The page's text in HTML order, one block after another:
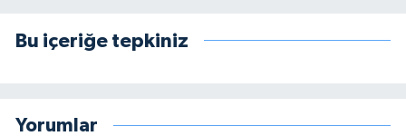
Bu içeriğe tepkiniz
Yorumlar